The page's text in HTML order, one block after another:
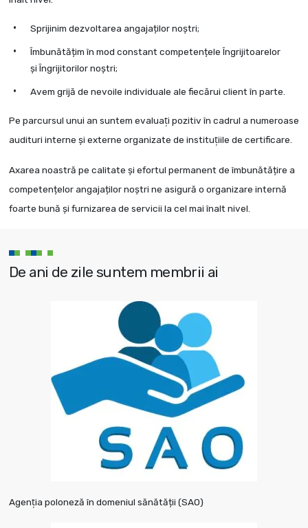
Sprijinim dezvoltarea angajaților noștri;
Îmbunătățim în mod constant competențele Îngrijitoarelor
și Îngrijitorilor noștri;
Avem grijă de nevoile individuale ale fiecărui client în parte.
Pe parcursul unui an suntem evaluaţi pozitiv în cadrul a numeroase
audituri interne și externe organizate de instituţiile de certificare.
Axarea noastră pe calitate şi efortul permanent de îmbunătățire a
competențelor angajaților noștri ne asigură o organizare internă
foarte bună și furnizarea de servicii la cel mai înalt nivel.
De ani de zile suntem membrii ai
Agenţia poloneză în domeniul sănătății (SAO)